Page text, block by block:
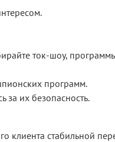
ток-шоу,
программ.
за их безопасность.
клиента стабильной